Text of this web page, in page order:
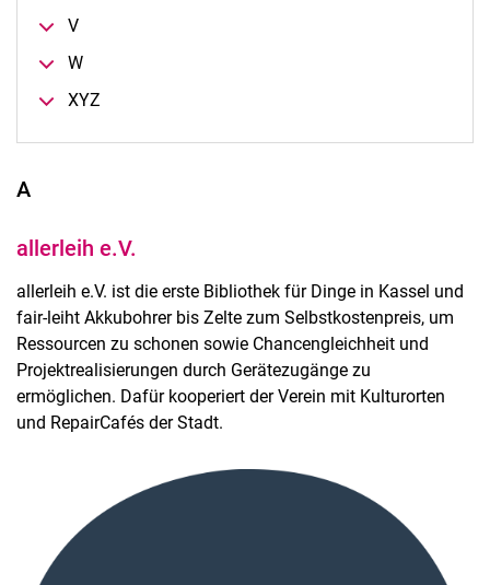
V
W
XYZ
A
allerleih e.V.
allerleih e.V. ist die erste Bibliothek für Dinge in Kassel und
fair-leiht Akkubohrer bis Zelte zum Selbstkostenpreis, um
Ressourcen zu schonen sowie Chancengleichheit und
Projektrealisierungen durch Gerätezugänge zu
ermöglichen. Dafür kooperiert der Verein mit Kulturorten
und RepairCafés der Stadt.